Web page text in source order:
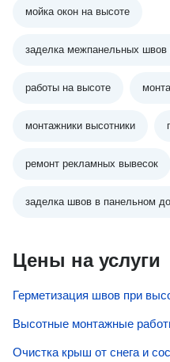
мойка окон на высоте
заделка межпанельных
работы на высоте
монтажники высотники
ремонт рекламных вывесок
заделка швов в панельном
Цены на услуги